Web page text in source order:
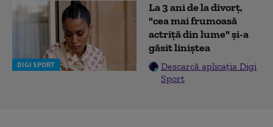
DIGI SPORT
La 3 ani de la divorț,
"cea mai frumoasă
actriță din lume" și-a
găsit liniștea
Descarcă aplicația Digi
Sport